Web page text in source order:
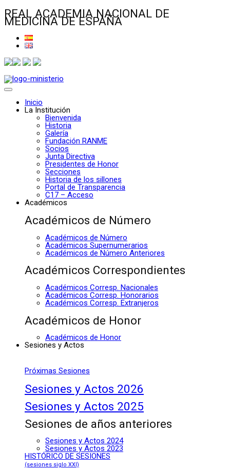
REAL ACADEMIA NACIONAL DE
MEDICINA DE ESPAÑA
Inicio
La Institución
Bienvenida
Historia
Galería
Fundación RANME
Socios
Junta Directiva
Presidentes de Honor
Secciones
Historia de los sillones
Portal de Transparencia
C17 – Acceso
Académicos
Académicos de Número
Académicos de Número
Académicos Supernumerarios
Académicos de Número Anteriores
Académicos Correspondientes
Académicos Corresp. Nacionales
Académicos Corresp. Honorarios
Académicos Corresp. Extranjeros
Académicos de Honor
Académicos de Honor
Sesiones y Actos
Próximas Sesiones
Sesiones y Actos 2026
Sesiones y Actos 2025
Sesiones de años anteriores
Sesiones y Actos 2024
Sesiones y Actos 2023
HISTÓRICO DE SESIONES
(sesiones siglo XXI)